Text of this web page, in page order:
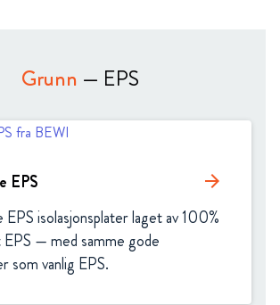
Grunn — EPS
EPS arrow_forward
isolasjonsplater laget av 100%
— med samme gode
som vanlig EPS.